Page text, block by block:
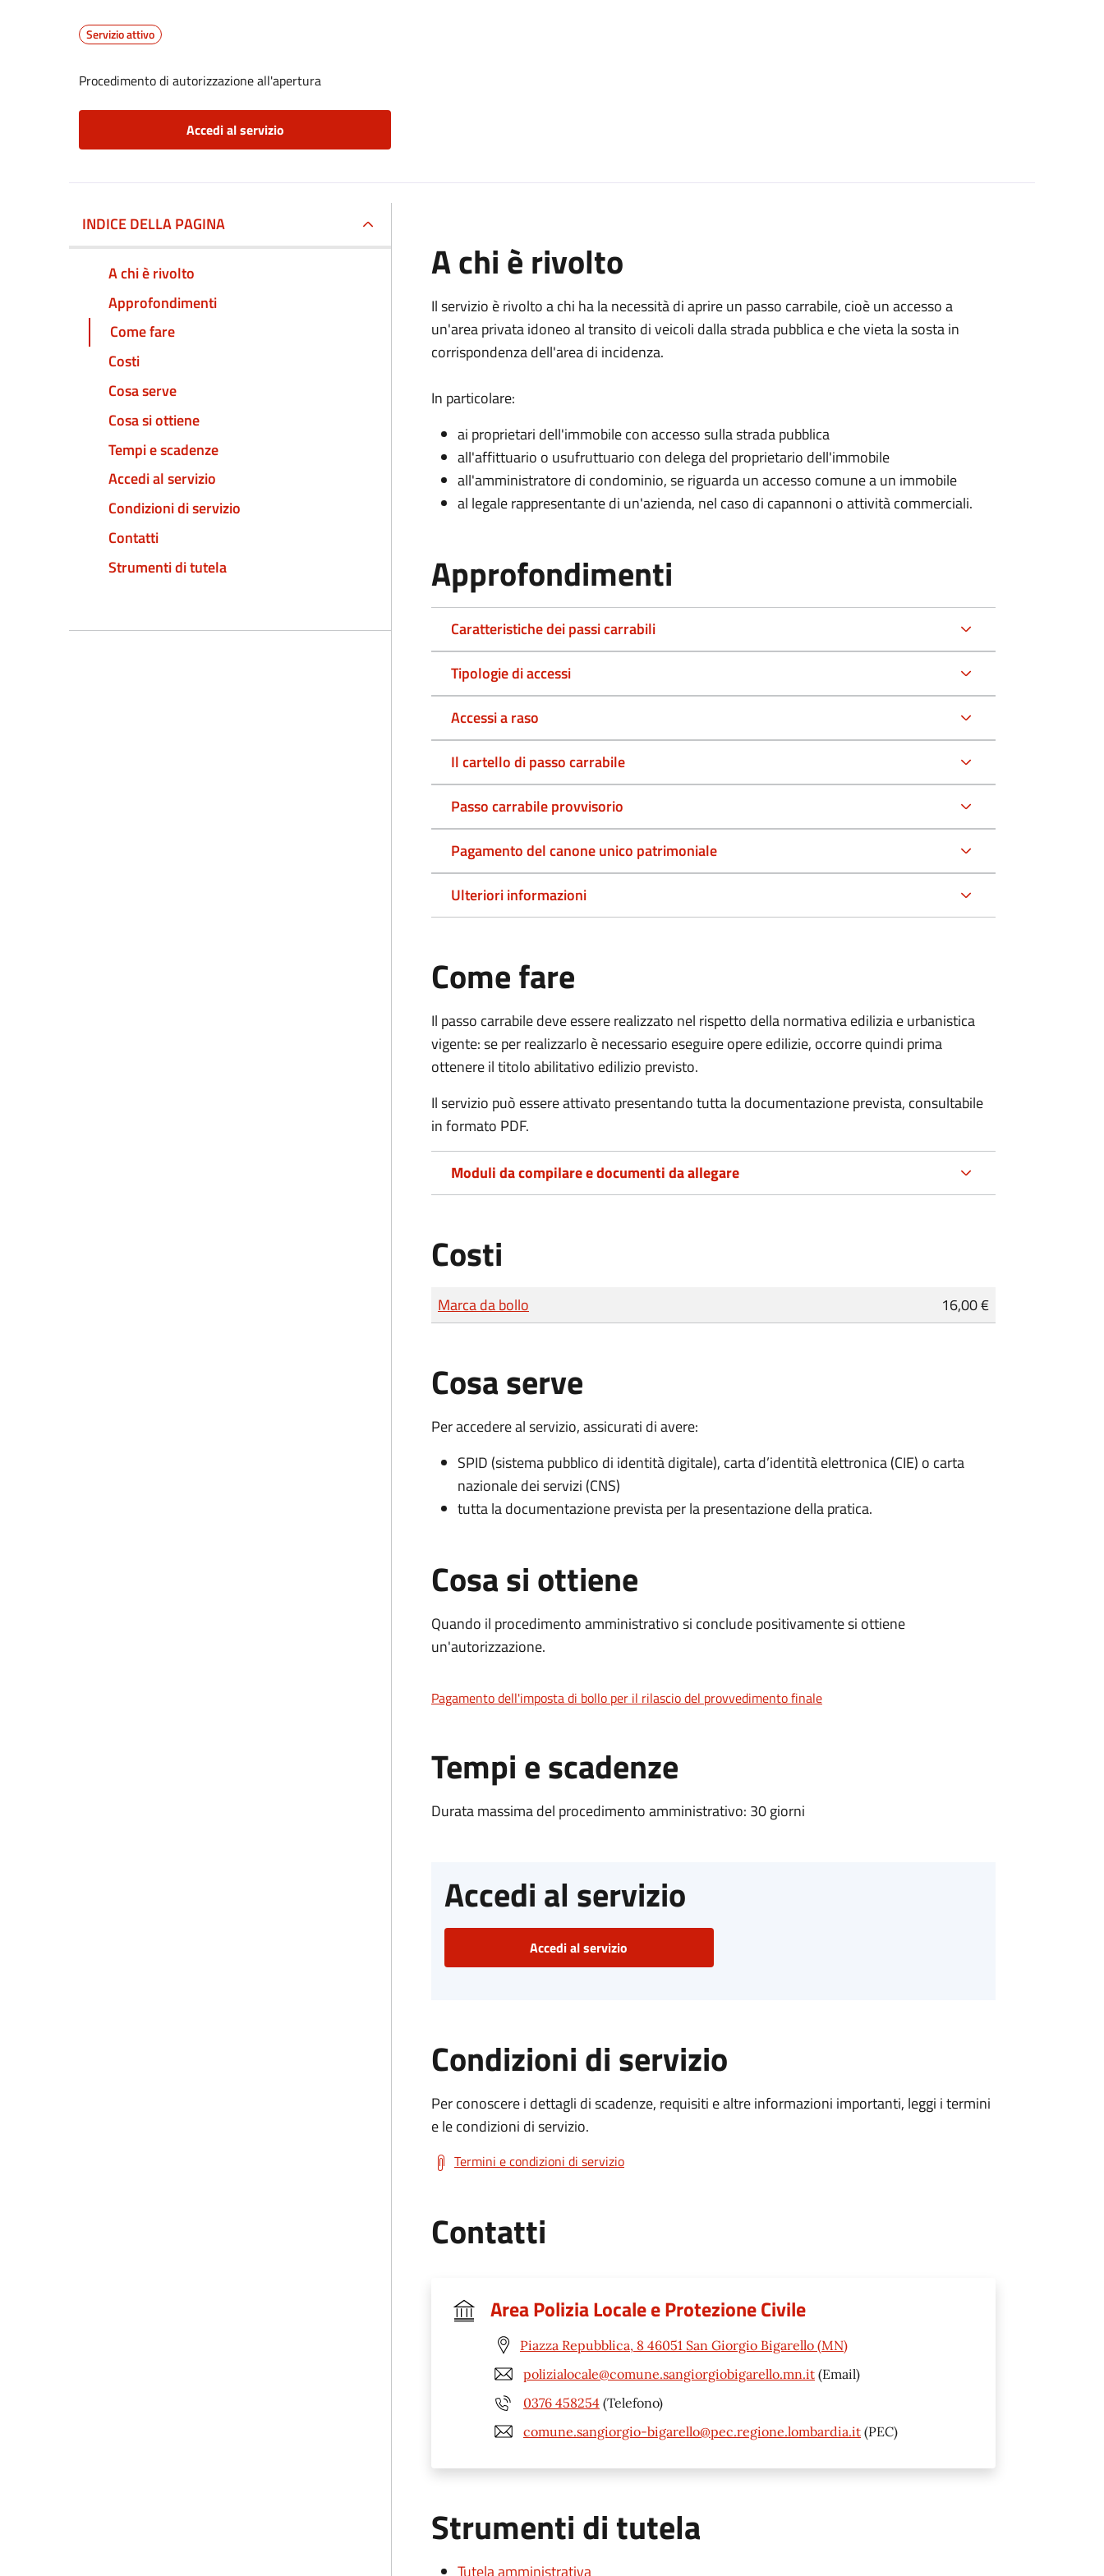
Servizio attivo
Procedimento di autorizzazione all'apertura
Accedi al servizio
INDICE DELLA PAGINA
A chi è rivolto
Approfondimenti
Come fare
Costi
Cosa serve
Cosa si ottiene
Tempi e scadenze
Accedi al servizio
Condizioni di servizio
Contatti
Strumenti di tutela
A chi è rivolto
Il servizio è rivolto a chi ha la necessità di aprire un passo carrabile, cioè un accesso a
un'area privata idoneo al transito di veicoli dalla strada pubblica e che vieta la sosta in
corrispondenza dell'area di incidenza.
In particolare:
ai proprietari dell'immobile con accesso sulla strada pubblica
all'affittuario o usufruttuario con delega del proprietario dell'immobile
all'amministratore di condominio, se riguarda un accesso comune a un immobile
al legale rappresentante di un'azienda, nel caso di capannoni o attività commerciali.
Approfondimenti
Caratteristiche dei passi carrabili
Tipologie di accessi
Accessi a raso
Il cartello di passo carrabile
Passo carrabile provvisorio
Pagamento del canone unico patrimoniale
Ulteriori informazioni
Come fare
Il passo carrabile deve essere realizzato nel rispetto della normativa edilizia e urbanistica
vigente: se per realizzarlo è necessario eseguire opere edilizie, occorre quindi prima
ottenere il titolo abilitativo edilizio previsto.
Il servizio può essere attivato presentando tutta la documentazione prevista, consultabile
in formato PDF.
Moduli da compilare e documenti da allegare
Costi
Tipo di pagamento
Importo
Marca da bollo 16,00 €
Cosa serve
Per accedere al servizio, assicurati di avere:
SPID (sistema pubblico di identità digitale), carta d’identità elettronica (CIE) o carta
nazionale dei servizi (CNS)
tutta la documentazione prevista per la presentazione della pratica.
Cosa si ottiene
Quando il procedimento amministrativo si conclude positivamente si ottiene
un'autorizzazione.
Pagamento dell'imposta di bollo per il rilascio del provvedimento finale
Tempi e scadenze
Durata massima del procedimento amministrativo: 30 giorni
Accedi al servizio
Accedi al servizio
Condizioni di servizio
Per conoscere i dettagli di scadenze, requisiti e altre informazioni importanti, leggi i termini
e le condizioni di servizio.
Termini e condizioni di servizio
Contatti
Area Polizia Locale e Protezione Civile
Piazza Repubblica, 8 46051 San Giorgio Bigarello (MN)
polizialocale@comune.sangiorgiobigarello.mn.it (Email)
0376 458254 (Telefono)
comune.sangiorgio-bigarello@pec.regione.lombardia.it (PEC)
Strumenti di tutela
Tutela amministrativa